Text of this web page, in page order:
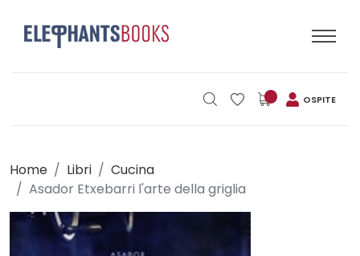
OSPITE
Home Libri
Cucina
Asador Etxebarri l'arte della griglia